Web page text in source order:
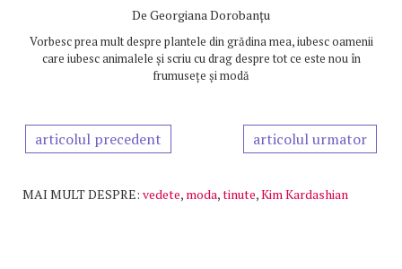
De Georgiana Dorobanțu
Vorbesc prea mult despre plantele din grădina mea, iubesc oamenii
care iubesc animalele și scriu cu drag despre tot ce este nou în
frumusețe și modă
articolul precedent articolul urmator
MAI MULT DESPRE: vedete, moda,tinute,Kim Kardashian